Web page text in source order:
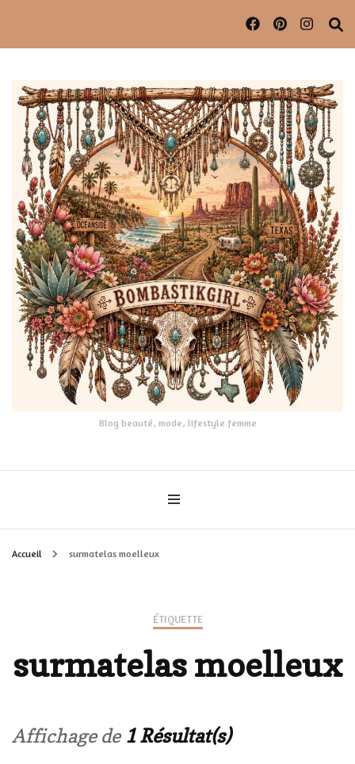
Blog beauté, mode, lifestyle femme
Accueil surmatelas moelleux
ÉTIQUETTE
surmatelas moelleux
Affichage de 1 Résultat(s)